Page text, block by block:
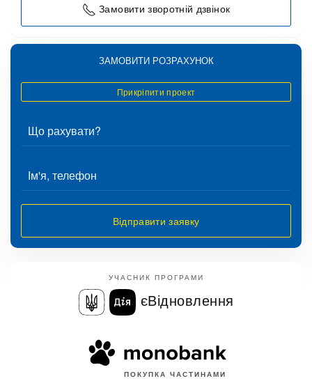
Замовити зворотній дзвінок
ЗАМОВИТИ РОЗРАХУНОК
Прикріпити проект
Відправити заявку
УЧАСНИК ПРОГРАМИ
єВідновлення
ПОКУПКА ЧАСТИНАМИ